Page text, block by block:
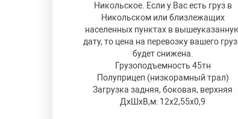
Никольское. Если у Вас есть груз в
Никольском или близлежащих
населенных пунктах в
дату, то цена на перевозку вашего
будет снижена.
Грузоподъемность 45тн
Полуприцеп (низкорамный трал)
Загрузка задняя, боковая, верхняя
ДxШxВ,м: 12x2,55x0,9